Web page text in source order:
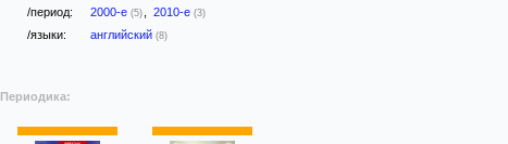
/период: 2000-е (5) 2010-е (3)
/языки: английский (8)
Периодика: